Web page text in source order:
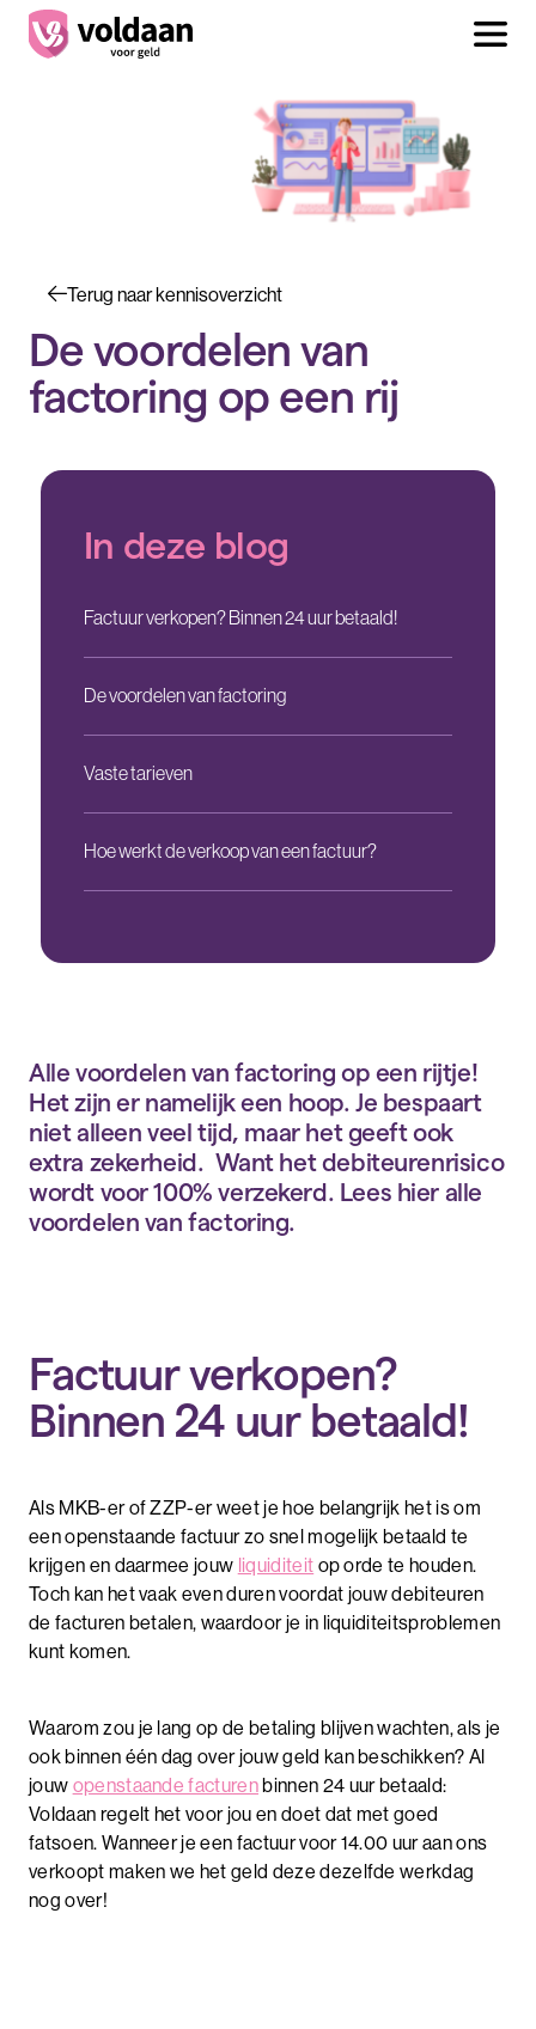
Terug naar kennisoverzicht
De voordelen van
factoring op een rij
In deze blog
Factuur verkopen? Binnen 24 uur betaald!
De voordelen van factoring
Vaste tarieven
Hoe werkt de verkoop van een factuur?
Alle voordelen van factoring op een rijtje!
Het zijn er namelijk een hoop. Je bespaart
niet alleen veel tijd, maar het geeft ook
extra zekerheid. Want het debiteurenrisico
wordt voor 100% verzekerd. Lees hier alle
voordelen van factoring.
Factuur verkopen?
Binnen 24 uur betaald!
Als MKB-er of ZZP-er weet je hoe belangrijk het is om
een openstaande factuur zo snel mogelijk betaald te
krijgen en daarmee jouw liquiditeit op orde te houden.
Toch kan het vaak even duren voordat jouw debiteuren
de facturen betalen, waardoor je in liquiditeitsproblemen
kunt komen.
Waarom zou je lang op de betaling blijven wachten, als je
ook binnen één dag over jouw geld kan beschikken? Al
jouw openstaande facturen binnen 24 uur betaald:
Voldaan regelt het voor jou en doet dat met goed
fatsoen. Wanneer je een factuur voor 14.00 uur aan ons
verkoopt maken we het geld deze dezelfde werkdag
nog over!